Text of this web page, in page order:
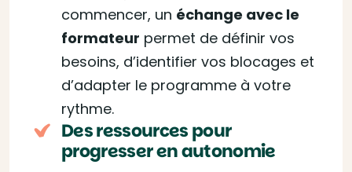
commencer, un échange avec le
formateur permet de définir vos
besoins, d’identifier vos blocages et
d’adapter le programme à votre
rythme.
Des ressources pour
progresser en autonomie